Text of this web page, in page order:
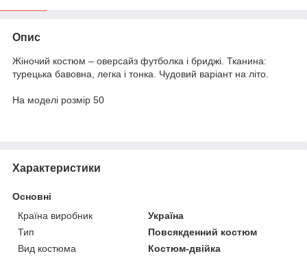
Опис
Жіночий костюм – оверсайз футболка і бриджі. Тканина:
турецька бавовна, легка і тонка. Чудовий варіант на літо.
На моделі розмір 50
Характеристики
Основні
Країна виробник
Україна
Тип
Повсякденний костюм
Вид костюма
Костюм-двійка